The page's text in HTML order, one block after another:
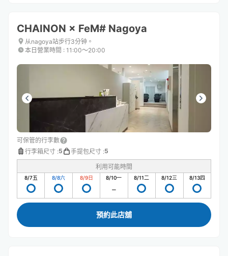
CHAINON × FeM# Nagoya
从nagoya站步行3分钟。
本日營業時間 : 11:00〜20:00
可保管的行李數
行李箱尺寸 :5 手提包尺寸 :5
利用可能時間
8/7五 8/8六 8/9日 8/10一 8/11二 8/12三 8/13四
預約此店舖